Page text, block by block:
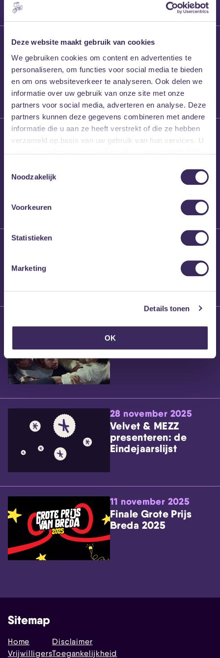
Deze website maakt gebruik van cookies
We gebruiken cookies om content en advertenties te
personaliseren, om functies voor social media te bieden
en om ons websiteverkeer te analyseren. Ook delen we
informatie over uw gebruik van onze site met onze
partners voor social media, adverteren en analyse. Deze
partners kunnen deze gegevens combineren met andere
informatie die u aan ze heeft verstrekt of die ze hebben
verzameld op basis van uw gebruik van hun services. U
Noodzakelijk
Voorkeuren
Statistieken
Marketing
Details tonen
OK
27 maart 2026
Willem’s Blog:
Frans Kalf
26 maart 2026
Willem’s Blog: High
Brennt Vanneste
Willem’s Blog: Ão
28 november 2025
Velvet & MEZZ
presenteren: de
Eindejaarslijst
11 november 2025
Finale Grote Prijs
Breda 2025
Sitemap
Home
Vrijwilligers
Disclaimer
Toegankelijkheid